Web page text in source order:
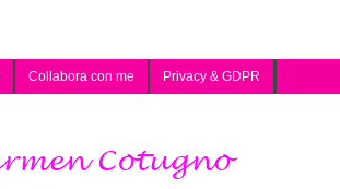
Collabora con me Privacy & GDPR